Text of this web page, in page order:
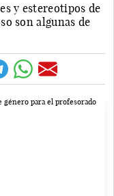
y estereotipos de
son algunas de